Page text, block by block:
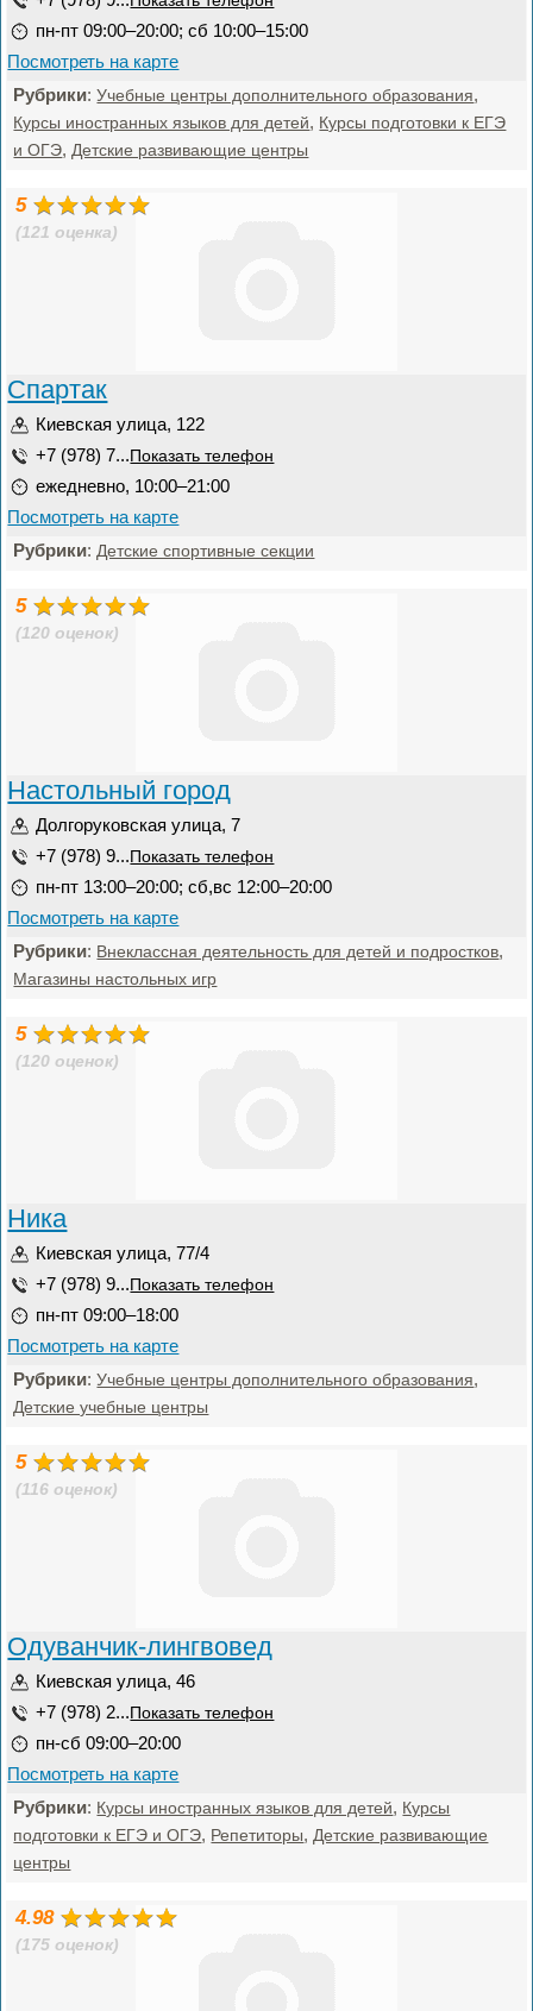
пн-пт 09:00–20:00; сб 10:00–15:00
Посмотреть на карте
Рубрики:Учебные центры дополнительного образования,
Курсы иностранных языков для детей, Курсы подготовки к ЕГЭ
и ОГЭ, Детские развивающие центры
5
(121 оценка)
Спартак
Киевская улица, 122
+7 (978) 7... Показать телефон
ежедневно, 10:00–21:00
Посмотреть на карте
Рубрики: Детские спортивные секции
5
(120 оценок)
Настольный город
Долгоруковская улица, 7
+7 (978) 9... Показать телефон
пн-пт 13:00–20:00; сб,вс 12:00–20:00
Посмотреть на карте
Рубрики: Внеклассная деятельность для детей и подростков,
Магазины настольных игр
5
(120 оценок)
Ника
Киевская улица, 77/4
+7 (978) 9... Показать телефон
пн-пт 09:00–18:00
Посмотреть на карте
Рубрики:Учебные центры дополнительного образования,
Детские учебные центры
5
(116 оценок)
Одуванчик-лингвовед
Киевская улица, 46
+7 (978) 2... Показать телефон
пн-сб 09:00–20:00
Посмотреть на карте
Рубрики: Курсы иностранных языков для детей, Курсы
подготовки к ЕГЭ и ОГЭ, Репетиторы, Детские развивающие
центры
4.98
(175 оценок)